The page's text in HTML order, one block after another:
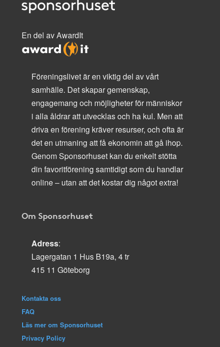
En del av AwardIt
Föreningslivet är en viktig del av vårt
samhälle. Det skapar gemenskap,
engagemang och möjligheter för människor
i alla åldrar att utvecklas och ha kul. Men att
driva en förening kräver resurser, och ofta är
det en utmaning att få ekonomin att gå ihop.
Genom Sponsorhuset kan du enkelt stötta
din favoritförening samtidigt som du handlar
online – utan att det kostar dig något extra!
Om Sponsorhuset
Adress:
Lagergatan 1 Hus B19a, 4 tr
415 11 Göteborg
Kontakta oss
FAQ
Läs mer om Sponsorhuset
Privacy Policy